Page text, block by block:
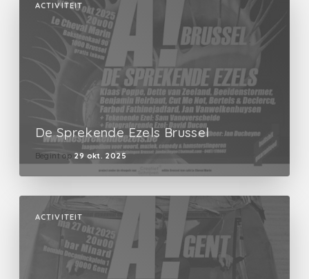
ACTIVITEIT
De Sprekende Ezels Brussel
Begint op 29 okt. 2025
ACTIVITEIT